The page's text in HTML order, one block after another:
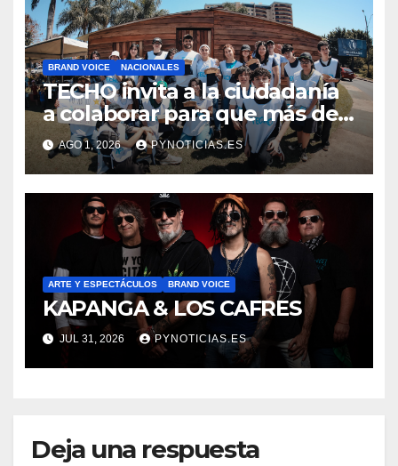
BRAND VOICE NACIONALES
TECHO invita a la ciudadanía
a colaborar para que más de
500 familias puedan “Salir de
la Tierra”
AGO 1, 2026 PYNOTICIAS.ES
ARTE Y ESPECTÁCULOS BRAND VOICE
KAPANGA & LOS CAFRES
JUL 31, 2026 PYNOTICIAS.ES
Deja una respuesta